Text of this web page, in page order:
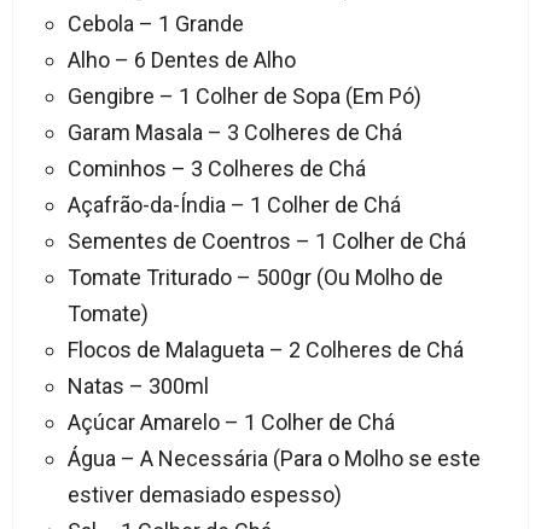
Cebola – 1 Grande
Alho – 6 Dentes de Alho
Gengibre – 1 Colher de Sopa (Em Pó)
Garam Masala – 3 Colheres de Chá
Cominhos – 3 Colheres de Chá
Açafrão-da-Índia – 1 Colher de Chá
Sementes de Coentros – 1 Colher de Chá
Tomate Triturado – 500gr (Ou Molho de
Tomate)
Flocos de Malagueta – 2 Colheres de Chá
Natas – 300ml
Açúcar Amarelo – 1 Colher de Chá
Água – A Necessária (Para o Molho se este
estiver demasiado espesso)